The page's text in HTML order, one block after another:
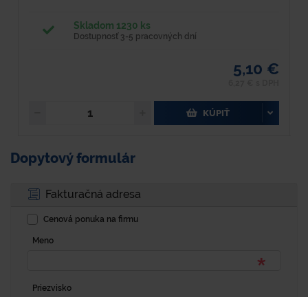
Skladom 1230 ks
Dostupnosť 3-5 pracovných dní
5,10 €
KÚPIŤ
Dopytový formulár
Fakturačná adresa
Cenová ponuka na firmu
Meno
Priezvisko